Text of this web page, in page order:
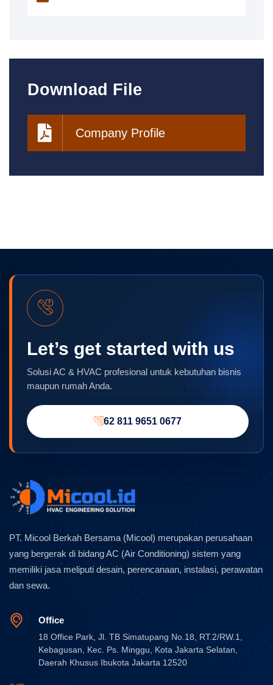
Download File
Company Profile
Let’s get started with us
Solusi AC & HVAC profesional untuk kebutuhan bisnis
maupun rumah Anda.
62 811 9651 0677
PT. Micool Berkah Bersama (Micool) merupakan perusahaan
yang bergerak di bidang AC (Air Conditioning) sistem yang
memiliki jasa meliputi desain, perencanaan, instalasi, perawatan
dan sewa.
Office
18 Office Park, Jl. TB Simatupang No.18, RT.2/RW.1,
Kebagusan, Kec. Ps. Minggu, Kota Jakarta Selatan,
Daerah Khusus Ibukota Jakarta 12520